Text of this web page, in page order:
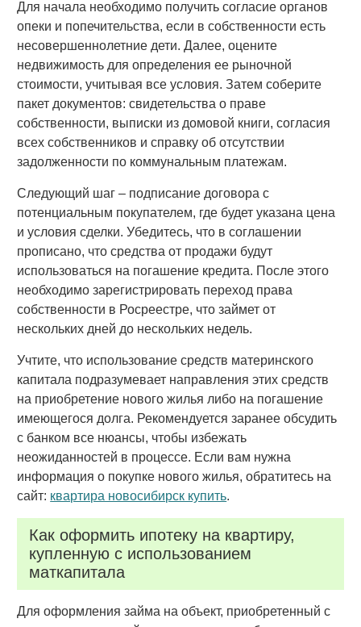
Для начала необходимо получить согласие органов
опеки и попечительства, если в собственности есть
несовершеннолетние дети. Далее, оцените
недвижимость для определения ее рыночной
стоимости, учитывая все условия. Затем соберите
пакет документов: свидетельства о праве
собственности, выписки из домовой книги, согласия
всех собственников и справку об отсутствии
задолженности по коммунальным платежам.
Следующий шаг – подписание договора с
потенциальным покупателем, где будет указана цена
и условия сделки. Убедитесь, что в соглашении
прописано, что средства от продажи будут
использоваться на погашение кредита. После этого
необходимо зарегистрировать переход права
собственности в Росреестре, что займет от
нескольких дней до нескольких недель.
Учтите, что использование средств материнского
капитала подразумевает направления этих средств
на приобретение нового жилья либо на погашение
имеющегося долга. Рекомендуется заранее обсудить
с банком все нюансы, чтобы избежать
неожиданностей в процессе. Если вам нужна
информация о покупке нового жилья, обратитесь на
сайт: квартира новосибирск купить.
Как оформить ипотеку на квартиру,
купленную с использованием
маткапитала
Для оформления займа на объект, приобретенный с